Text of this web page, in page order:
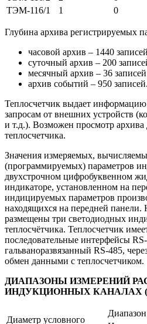
ТЭМ-116/1
1 0
Глубина архива регистрируемых
часовой архив – 1440 записей
суточный архив – 200
месячный архив – 36 записей
архив событий – 950 записей.
Теплосчетчик выдает
запросам от внешних устройств
и т.д.). Возможен просмотр
теплосчетчика.
Значения измеряемых,
(программируемых) параметров
двухстрочном цифробуквенном
индикаторе, установленном на
индицируемых параметров
находящихся на передней панели.
размещены три светодиодных
теплосчётчика. Теплосчетчик
последовательные интерфейсы
гальваноразвязанный RS-485,
обмен данными с теплосчетчиком.
ДИАПАЗОНЫ ИЗМЕРЕНИЙ
ИНДУКЦИОННЫХ КАНАЛАХ
Диаметр условного
Диапазон